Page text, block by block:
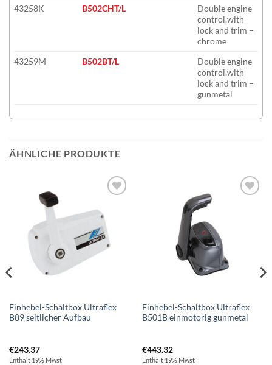
43258K
B502CHT/L
Double engine
control,with
lock and trim –
chrome
43259M
B502BT/L
Double engine
control,with
lock and trim –
gunmetal
ÄHNLICHE PRODUKTE
Wunschliste
Einhebel-Schaltbox Ultraflex
B89 seitlicher Aufbau
€243.37
Enthält 19% Mwst
Einhebel-Schaltbox Ultraflex
B501B einmotorig gunmetal
€443.32
Enthält 19% Mwst